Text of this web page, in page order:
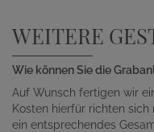
WEITERE
Wie können Sie die
Auf Wunsch fertigen wir
Kosten hierfür richten
ein entsprechendes